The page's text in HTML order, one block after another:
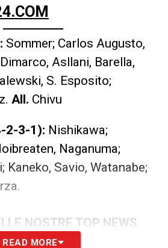
Sommer; Carlos Augusto,
Asllani, Barella,
S. Esposito;
All. Chivu
2-3-1): Nishikawa;
Naganuma;
Kaneko, Savio, Watanabe;
NOSTRE TOP NEWS
READ MORE